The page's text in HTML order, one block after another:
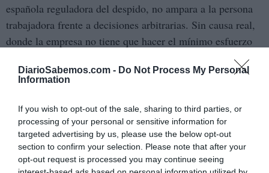
DiarioSabemos.com - Do Not Process My Personal
Information
If you wish to opt-out of the sale, sharing to third parties, or
processing of your personal or sensitive information for
targeted advertising by us, please use the below opt-out
section to confirm your selection. Please note that after your
opt-out request is processed you may continue seeing
española reguladora del despido, no ampara a la persona
trabajadora frente a decisiones arbitrarias. Sin causa real,
donde la empresa no tiene que hacer el mínimo esfuerzo
por probar la causa que dice para justificar la extinción”,
han considerado.
normativa internacional vigente y “mantener el derecho
del trabajo como elemento fundamental de cohesión
social. La reforma laboral acordada por los interlocutores
sociales y el Gobierno apuesta por el empleo estable,